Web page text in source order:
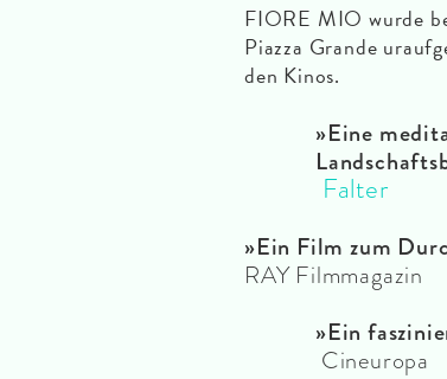
FIORE MIO wurde
Piazza Grande
den Kinos.
»Eine
Falter
»Ein Film zum
RAY Filmmagazin
»Ein
Cineuropa